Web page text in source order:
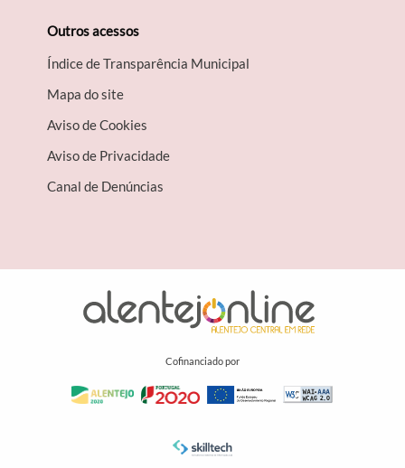
Outros acessos
Índice de Transparência Municipal
Mapa do site
Aviso de Cookies
Aviso de Privacidade
Canal de Denúncias
Cofinanciado por